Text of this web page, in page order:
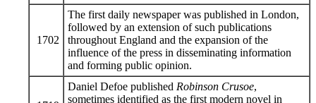
1702
The first daily newspaper was published in London,
followed by an extension of such publications
throughout England and the expansion of the
influence of the press in disseminating information
and forming public opinion.
Daniel Defoe published Robinson Crusoe,
sometimes identified as the first modern novel in